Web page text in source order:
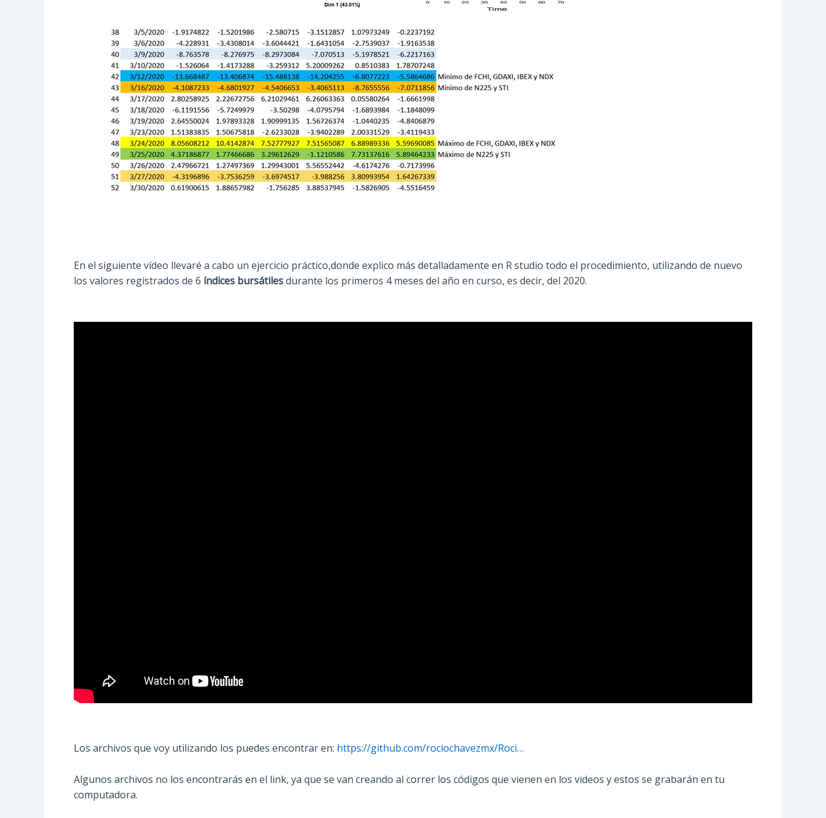
En el siguiente vídeo llevaré a cabo un ejercicio práctico,donde explico más detalladamente en R studio todo el procedimiento, utilizando de nuevo
los valores registrados de 6 índices bursátilesdurante los primeros 4 meses del año en curso, es decir, del 2020.
Los archivos que voy utilizando los puedes encontrar en: https://github.com/rociochavezmx/Roci…
Algunos archivos no los encontrarás en el link, ya que se van creando al correr los códigos que vienen en los videos y estos se grabarán en tu
computadora.